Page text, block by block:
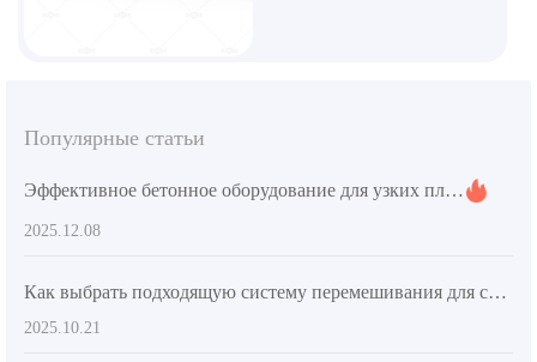
Популярные статьи
Эффективное бетонное оборудование для узких площадок: применение и практическое руководство по эксплуатации
2025.12.08
Как выбрать подходящую систему перемешивания для самозагружающихся бетононасосов на международном рынке? Полный разбор технических аспектов
2025.10.21